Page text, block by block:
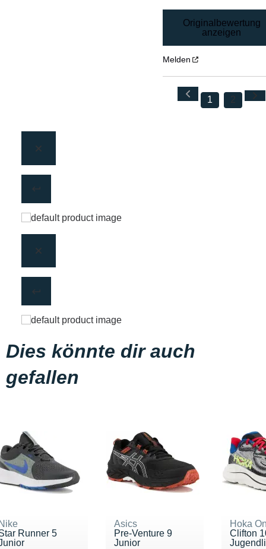
Originalbewertung
anzeigen
Melden
1 2
Dies könnte dir auch
gefallen
Runner 5
Asics
Pre-Venture 9
Junior
Hoka
Clifton